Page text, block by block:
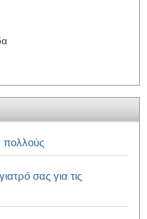
πολλούς
σας για τις